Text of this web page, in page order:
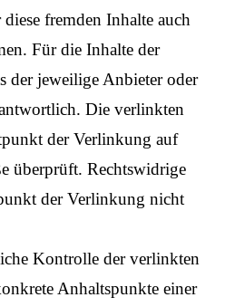
fremden Inhalte auch
Für die Inhalte der
der jeweilige Anbieter oder
Die verlinkten
der Verlinkung auf
überprüft. Rechtswidrige
der Verlinkung nicht
Kontrolle der verlinkten
Anhaltspunkte einer